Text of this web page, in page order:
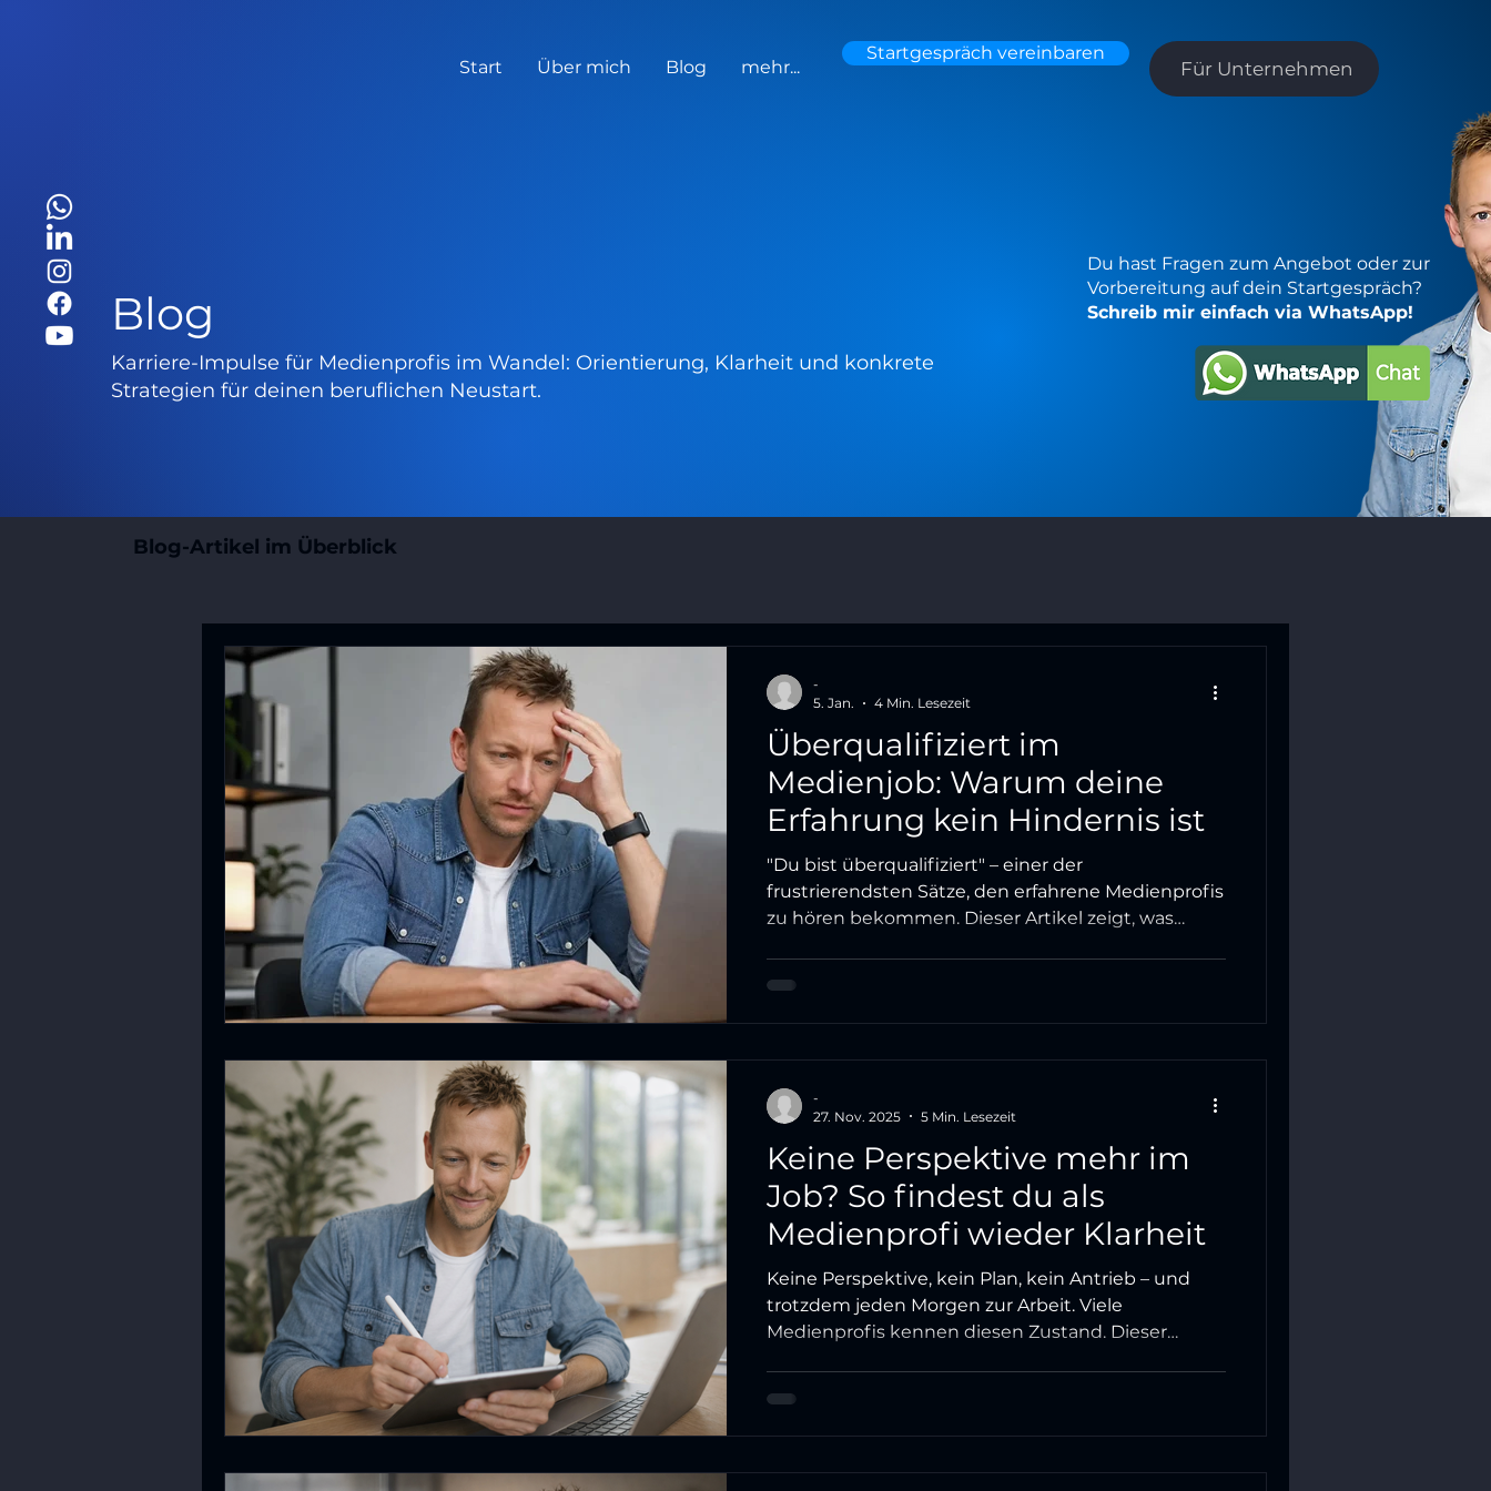
Start Über mich Blog mehr...
Startgespräch vereinbaren
Für Unternehmen
Blog
Karriere-Impulse für Medienprofis im Wandel: Orientierung, Klarheit und konkrete
Strategien für deinen beruflichen Neustart.
Du hast Fragen zum Angebot oder zur
Vorbereitung auf dein Startgespräch?
Schreib mir einfach via WhatsApp!
Blog-Artikel im Überblick
Überqualifiziert im
Medienjob: Warum deine
Erfahrung kein Hindernis ist
"Du bist überqualifiziert" – einer der
frustrierendsten Sätze, den erfahrene Medienprofis
zu hören bekommen. Dieser Artikel zeigt, was
Erfahrung als echten Wettbewerbsvorteil
positionierst.
-
5. Jan.
4 Min. Lesezeit
Keine Perspektive mehr im
Job? So findest du als
Medienprofi wieder Klarheit
Keine Perspektive, kein Plan, kein Antrieb – und
trotzdem jeden Morgen zur Arbeit. Viele
Medienprofis kennen diesen Zustand. Dieser
wie du mit fünf gezielten Fragen aus dem Nebel
herauskommst
-
27. Nov. 2025
5 Min. Lesezeit